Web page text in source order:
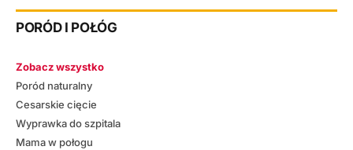
PORÓD I POŁÓG
Zobacz wszystko
Poród naturalny
Cesarskie cięcie
Wyprawka do szpitala
Mama w połogu